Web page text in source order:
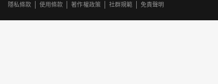
隱私條款
使用條款 著作權政策 社群規範 免責聲明